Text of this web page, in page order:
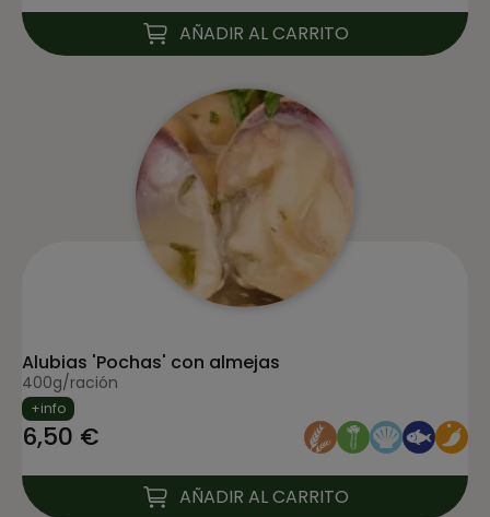
AÑADIR AL CARRITO
Alubias 'Pochas' con almejas
400g/ración
+info
6,50 €
AÑADIR AL CARRITO